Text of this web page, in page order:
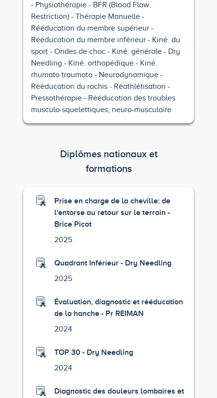
Physiothérapie
BFR (Blood Flow
Restriction)
Thérapie Manuelle
Rééducation du membre supérieur
Rééducation du membre inférieur
Kiné. du
sport
Ondes de choc Kiné. générale
Dry
Needling
Kiné. orthopédique
Kiné.
rhumato traumato
Neurodynamique
Rééducation du rachis
Réathlétisation
Pressothérapie
Rééducation des troubles
musculo-squelettiques, neuro-musculaire
Diplômes nationaux et
formations
Prise en charge de la cheville: de
l'entorse au retour sur le terrain -
Brice Picot
2025
Quadrant Inférieur - Dry Needling
2025
Évaluation, diagnostic et rééducation
de la hanche - Pr REIMAN
2024
TOP 30 - Dry Needling
2024
Diagnostic des douleurs lombaires et